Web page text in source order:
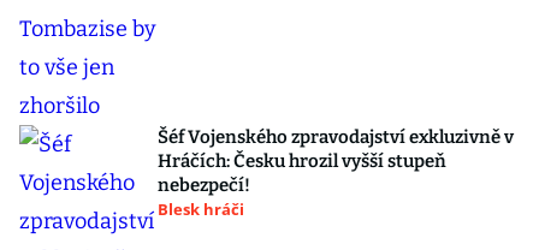
Šéf Vojenského zpravodajství exkluzivně v
Hráčích: Česku hrozil vyšší stupeň
nebezpečí!
Blesk hráči